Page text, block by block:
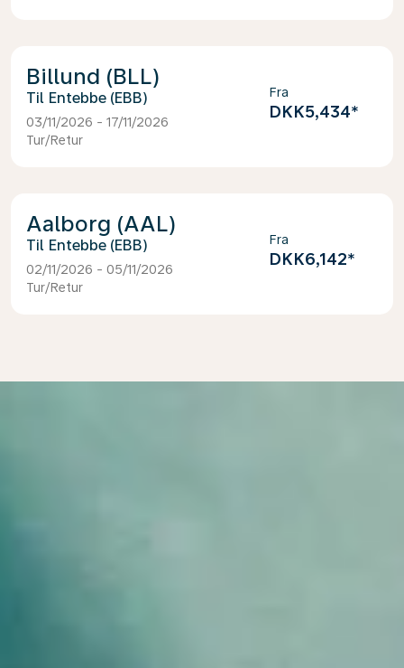
Billund (BLL)
Entebbe (EBB)
03/11/2026 - 17/11/2026
Tur/Retur
Fra
DKK5,434*
Aalborg (AAL)
Entebbe (EBB)
02/11/2026 - 05/11/2026
Tur/Retur
Fra
DKK6,142*